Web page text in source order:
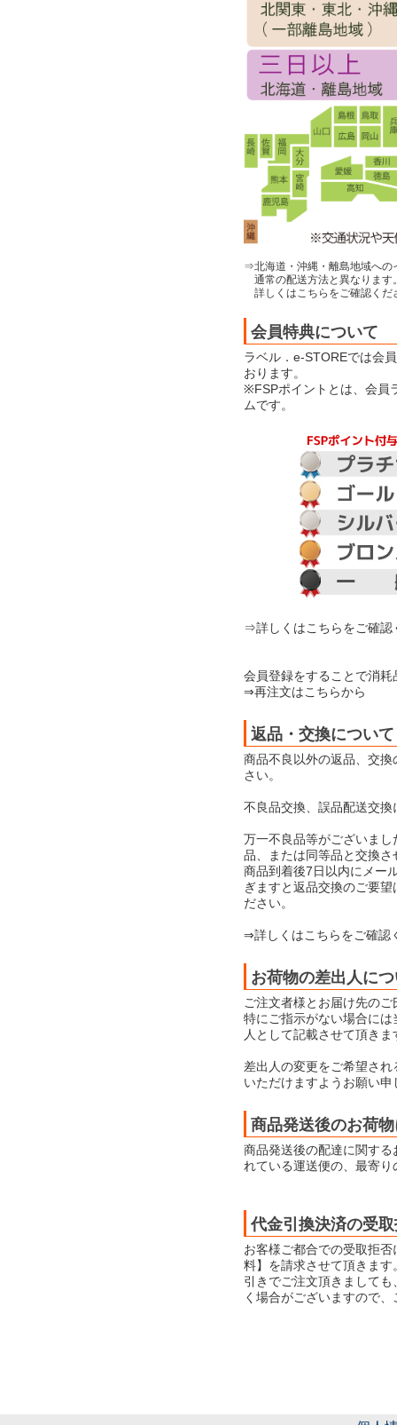
⇒北海道・沖縄・離島地域への
通常の配送方法と異なります
詳しくはこちらをご確認くだ
会員特典について
ラベル．e-STOREでは会
おります。
※FSPポイントとは、会員
ムです。
⇒詳しくはこちらをご確認
会員登録をすることで消
⇒再注文はこちらから
返品・交換について
商品不良以外の返品、交
さい。
不良品交換、誤品配送交
万一不良品等がございま
品、または同等品と交換
商品到着後7日以内にメー
ぎますと返品交換のご要
ださい。
⇒詳しくはこちらをご確認
お荷物の差出人に
ご注文者様とお届け先の
特にご指示がない場合に
人として記載させて頂きま
差出人の変更をご希望さ
いただけますようお願い申
商品発送後のお荷
商品発送後の配達に関す
れている運送便の、最寄
代金引換決済の受
お客様ご都合での受取拒
料】を請求させて頂きま
引きでご注文頂きまして
く場合がございますので